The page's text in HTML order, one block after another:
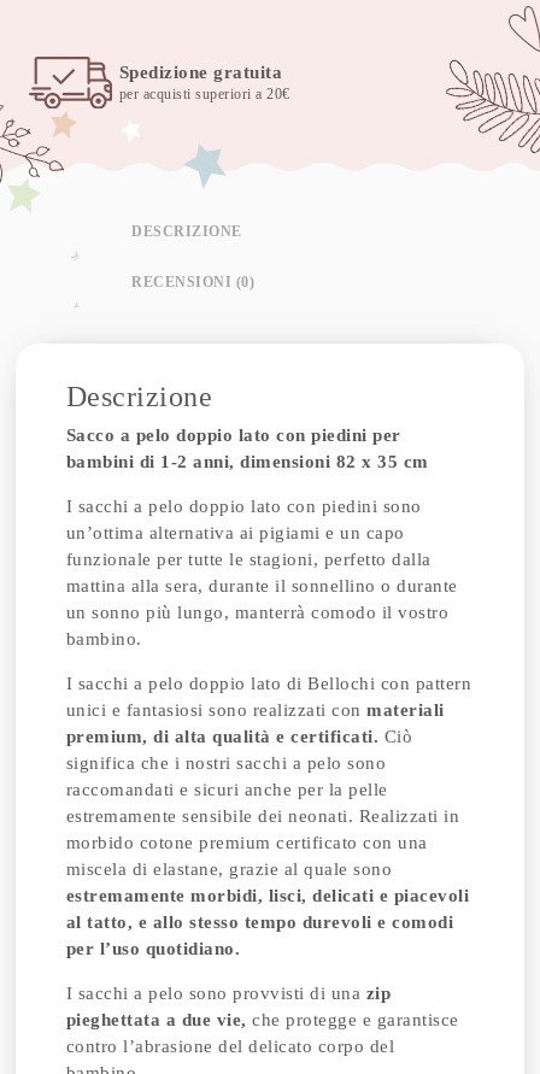
Spedizione gratuita
per acquisti superiori a 20€
DESCRIZIONE
RECENSIONI (0)
Descrizione
Sacco a pelo doppio lato con piedini per
bambini di 1-2 anni, dimensioni 82 x 35 cm
I sacchi a pelo doppio lato con piedini sono
un’ottima alternativa ai pigiami e un capo
funzionale per tutte le stagioni, perfetto dalla
mattina alla sera, durante il sonnellino o durante
un sonno più lungo, manterrà comodo il vostro
bambino.
I sacchi a pelo doppio lato di Bellochi con pattern
unici e fantasiosi sono realizzati conmateriali
premium, di alta qualità e certificati. Ciò
significa che i nostri sacchi a pelo sono
raccomandati e sicuri anche per la pelle
estremamente sensibile dei neonati. Realizzati in
morbido cotone premium certificato con una
miscela di elastane, grazie al quale sono
estremamente morbidi, lisci, delicati e piacevoli
al tatto, e allo stesso tempo durevoli e comodi
per l’uso quotidiano.
I sacchi a pelo sono provvisti di una zip
pieghettata a due vie, che protegge e garantisce
contro l’abrasione del delicato corpo del